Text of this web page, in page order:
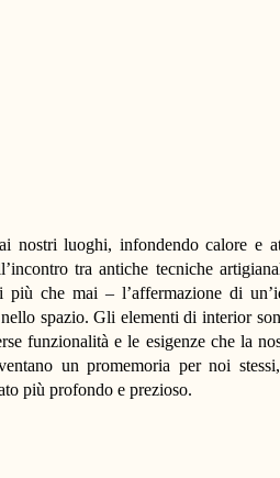
nostri luoghi, infondendo calore e
tra antiche tecniche
che mai – l’affermazione di
spazio. Gli elementi di interior
funzionalità e le esigenze che la
un promemoria per noi
più profondo e prezioso.